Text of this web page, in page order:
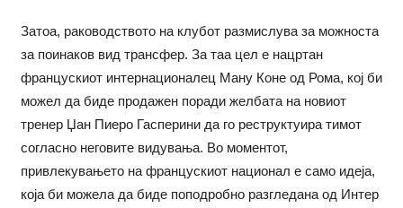
Затоа, раководството на клубот размислува за можноста
за поинаков вид трансфер. За таа цел е нацртан
францускиот интернационалец Ману Коне од Рома, кој би
можел да биде продажен поради желбата на новиот
тренер Џан Пиеро Гасперини да го реструктуира тимот
согласно неговите видувања. Во моментот,
привлекувањето на францускиот национал е само идеја,
која би можела да биде поподробно разгледана од Интер